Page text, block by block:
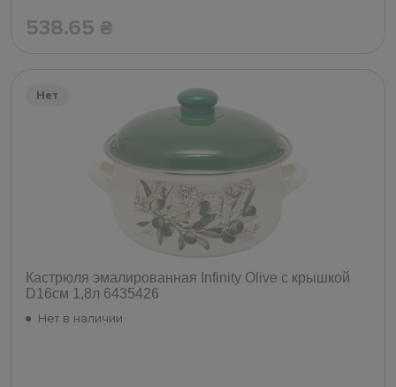
538.65 ₴
Нет
Кастрюля эмалированная Infinity Olive с крышкой
D16см 1,8л 6435426
Нет в наличии